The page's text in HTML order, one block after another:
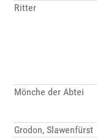
Ritter
Mönche der Abtei
Grodon, Slawenfürst